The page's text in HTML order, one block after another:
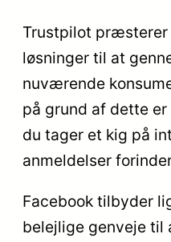
Trustpilot
løsninger til at
nuværende
på grund af dette
du tager et kig på
anmeldelser
Facebook tilbyder
belejlige genveje til